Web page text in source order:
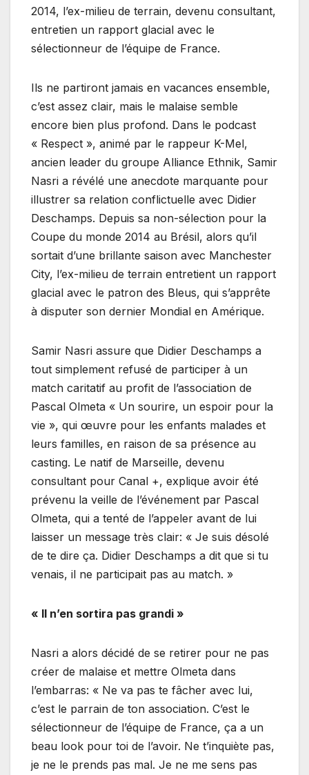
2014, l’ex-milieu de terrain, devenu consultant,
entretien un rapport glacial avec le
sélectionneur de l’équipe de France.
Ils ne partiront jamais en vacances ensemble,
c’est assez clair, mais le malaise semble
encore bien plus profond. Dans le podcast
« Respect », animé par le rappeur K-Mel,
ancien leader du groupe Alliance Ethnik, Samir
Nasri a révélé une anecdote marquante pour
illustrer sa relation conflictuelle avec Didier
Deschamps. Depuis sa non-sélection pour la
Coupe du monde 2014 au Brésil, alors qu’il
sortait d’une brillante saison avec Manchester
City, l’ex-milieu de terrain entretient un rapport
glacial avec le patron des Bleus, qui s’apprête
à disputer son dernier Mondial en Amérique.
Samir Nasri assure que Didier Deschamps a
tout simplement refusé de participer à un
match caritatif au profit de l’association de
Pascal Olmeta « Un sourire, un espoir pour la
vie », qui œuvre pour les enfants malades et
leurs familles, en raison de sa présence au
casting. Le natif de Marseille, devenu
consultant pour Canal +, explique avoir été
prévenu la veille de l’événement par Pascal
Olmeta, qui a tenté de l’appeler avant de lui
laisser un message très clair: « Je suis désolé
de te dire ça. Didier Deschamps a dit que si tu
venais, il ne participait pas au match. »
« Il n’en sortira pas grandi »
Nasri a alors décidé de se retirer pour ne pas
créer de malaise et mettre Olmeta dans
l’embarras: « Ne va pas te fâcher avec lui,
c’est le parrain de ton association. C’est le
sélectionneur de l’équipe de France, ça a un
beau look pour toi de l’avoir. Ne t’inquiète pas,
je ne le prends pas mal. Je ne me sens pas